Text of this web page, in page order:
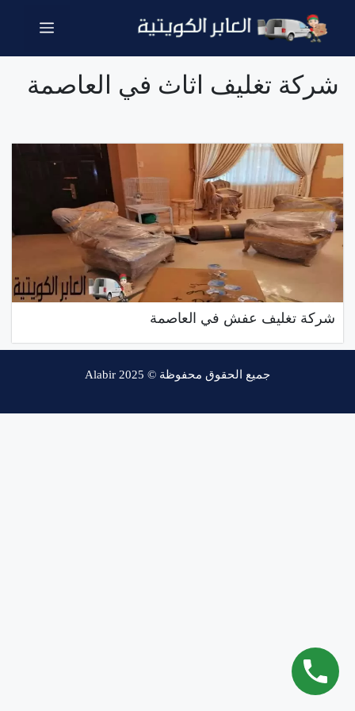
المحتوى
القائمة
شركة تغليف اثاث في العاصمة
شركة تغليف عفش في العاصمة
جميع الحقوق محفوظة © Alabir 2025